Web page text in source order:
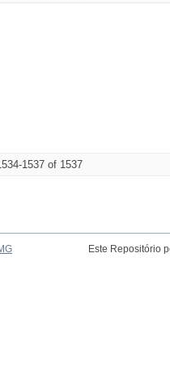
1537 of 1537
Este Repositório